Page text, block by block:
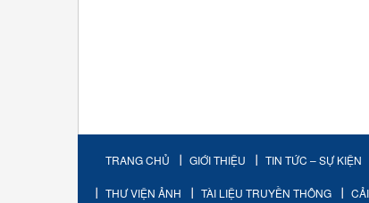
TRANG CHỦ GIỚI THIỆU TIN TỨC – SỰ KIỆN
THƯ VIỆN ẢNH TÀI LIỆU TRUYỀN THÔNG